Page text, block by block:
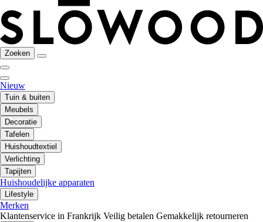
Zoeken
Nieuw
Tuin & buiten
Meubels
Decoratie
Tafelen
Huishoudtextiel
Verlichting
Tapijten
Huishoudelijke apparaten
Lifestyle
Merken
Klantenservice in Frankrijk Veilig betalen Gemakkelijk retourneren